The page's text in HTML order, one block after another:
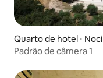
Quarto de hotel ⋅ Noci
Padrão de câmera 1